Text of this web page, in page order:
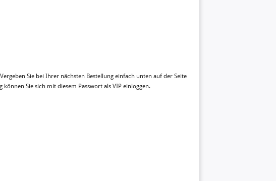
Sie bei Ihrer nächsten Bestellung einfach unten auf der Seite
Sie sich mit diesem Passwort als VIP einloggen.